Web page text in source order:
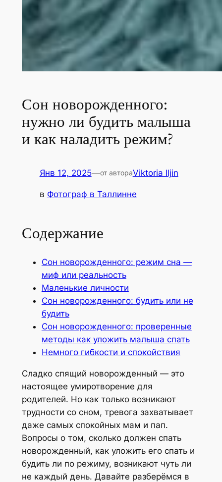
Сон новорожденного:
нужно ли будить малыша
и как наладить режим?
Янв 12, 2025—от автораViktoria Iljin
в Фотограф в Таллинне
Содержание
Сон новорожденного: режим сна —
миф или реальность
Маленькие личности
Сон новорожденного: будить или не
будить
Сон новорожденного: проверенные
методы как уложить малыша спать
Немного гибкости и спокойствия
Сладко спящий новорожденный — это
настоящее умиротворение для
родителей. Но как только возникают
трудности со сном, тревога захватывает
даже самых спокойных мам и пап.
Вопросы о том, сколько должен спать
новорожденный, как уложить его спать и
будить ли по режиму, возникают чуть ли
не каждый день. Давайте разберёмся в